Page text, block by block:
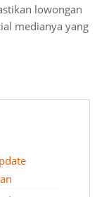
lowongan
medianya yang